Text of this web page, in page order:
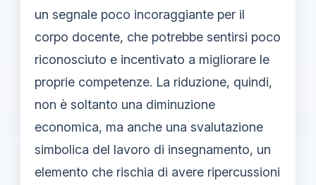
un segnale poco incoraggiante per il
corpo docente, che potrebbe sentirsi poco
riconosciuto e incentivato a migliorare le
proprie competenze. La riduzione, quindi,
non è soltanto una diminuzione
economica, ma anche una svalutazione
simbolica del lavoro di insegnamento, un
elemento che rischia di avere ripercussioni